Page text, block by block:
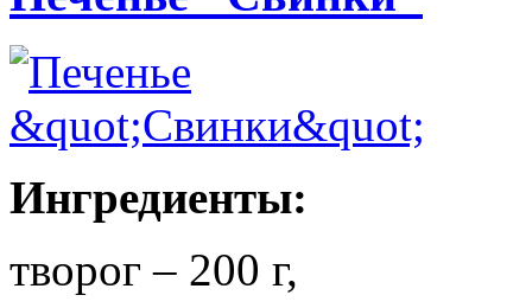
Ингредиенты:
творог – 200 г,